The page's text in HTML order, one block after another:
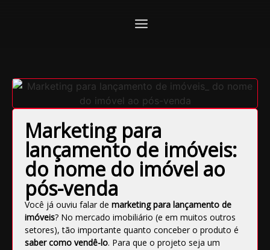
Marketing para
lançamento de imóveis:
do nome do imóvel ao
pós-venda
Você já ouviu falar de marketing para lançamento de
imóveis? No mercado imobiliário (e em muitos outros
setores), tão importante quanto conceber o produto é
saber como vendê-lo. Para que o projeto seja um